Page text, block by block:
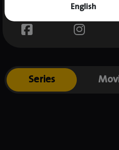
English
Place of birth : USA
Series